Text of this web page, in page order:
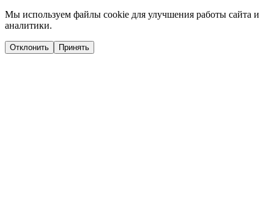
Мы используем файлы cookie для улучшения работы сайта и
аналитики.
Отклонить Принять